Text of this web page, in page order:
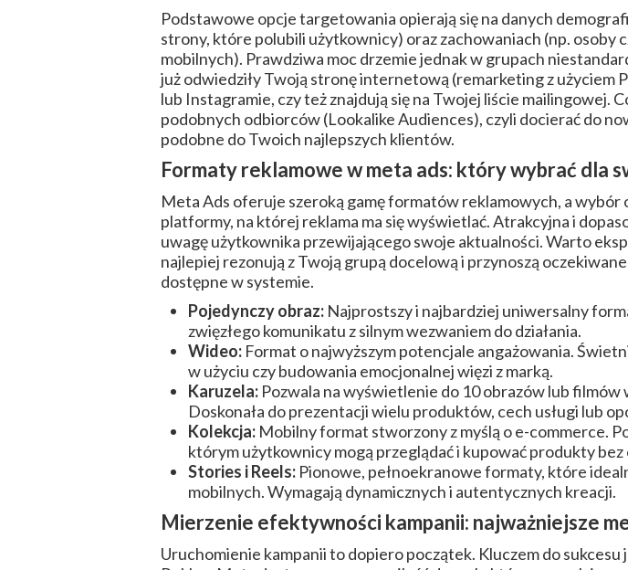
Podstawowe opcje targetowania opierają się na danych
strony, które polubili użytkownicy) oraz zachowaniach (np. osoby
mobilnych). Prawdziwa moc drzemie jednak w grupach
już odwiedziły Twoją stronę internetową (remarketing z użyciem
lub Instagramie, czy też znajdują się na Twojej liście mailingowej.
podobnych odbiorców (Lookalike Audiences), czyli docierać do
podobne do Twoich najlepszych klientów.
Formaty reklamowe w meta ads: który wybrać dla
Meta Ads oferuje szeroką gamę formatów reklamowych, a
platformy, na której reklama ma się wyświetlać. Atrakcyjna i
uwagę użytkownika przewijającego swoje aktualności. Warto
najlepiej rezonują z Twoją grupą docelową i przynoszą
dostępne w systemie.
Pojedynczy obraz: Najprostszy i najbardziej uniwersalny
zwięzłego komunikatu z silnym wezwaniem do działania.
Wideo: Format o najwyższym potencjale angażowania.
w użyciu czy budowania emocjonalnej więzi z marką.
Karuzela: Pozwala na wyświetlenie do 10 obrazów lub filmów
Doskonała do prezentacji wielu produktów, cech usługi lub
Kolekcja: Mobilny format stworzony z myślą o e-commerce.
którym użytkownicy mogą przeglądać i kupować produkty bez
Stories i Reels: Pionowe, pełnoekranowe formaty, które
mobilnych. Wymagają dynamicznych i autentycznych kreacji.
Mierzenie efektywności kampanii: najważniejsze
Uruchomienie kampanii to dopiero początek. Kluczem do